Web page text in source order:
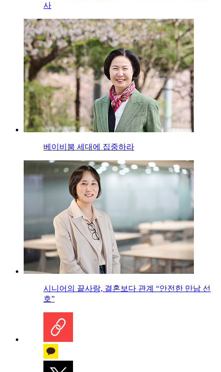
사
베이비붐 세대에 집중하라
시니어의 끝사랑, 결혼보다 관계 “안전한 만남 선
호”